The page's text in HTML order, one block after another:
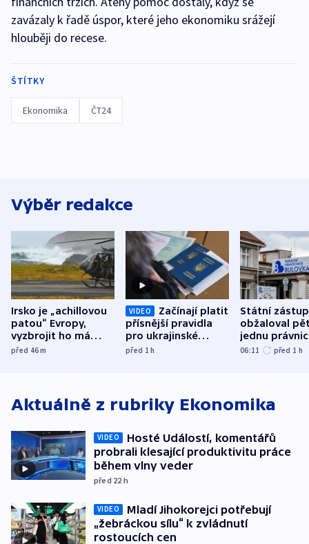
zavázaly k řadě úspor, které jeho ekonomiku srážejí
hlouběji do recese.
ŠTÍTKY
Ekonomika ČT24
Výběr redakce
Irsko je „achillovou
patou“ Evropy,
vyzbrojit ho má
Francie
před 46m
VIDEO
Začínají platit
přísnější pravidla
pro ukrajinské
uprchlíky
před 1h
Státní
obžaloval
jednu
osobu v
06:11 před 1 h
Aktuálně z rubriky Ekonomika
VIDEO
Hosté Událostí, komentářů
probrali klesající produktivitu práce
během vlny veder
před 22 h
VIDEO
Mladí Jihokorejci potřebují
„žebráckou sílu“ k zvládnutí
rostoucích cen